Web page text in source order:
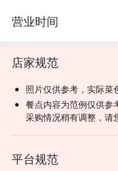
营业时间
店家规范
照片仅供参考，实际菜
餐点内容为范例仅供参
采购情况稍有调整，请
平台规范